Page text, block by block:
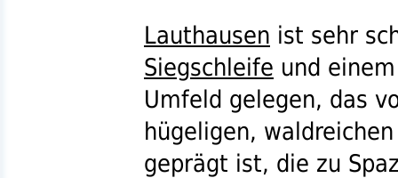
Lauthausen ist sehr
Siegschleife und
Umfeld gelegen, das
hügeligen,
geprägt ist, die zu